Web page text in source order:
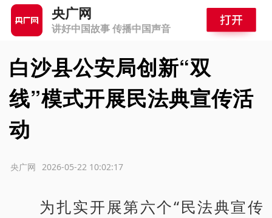
央广网
讲好中国故事 传播中国声音
白沙县公安局创新“双
线”模式开展民法典宣传活
动
2026-05-22 10:02:17
央广网
为扎实开展第六个“民法典宣传